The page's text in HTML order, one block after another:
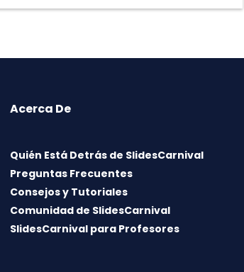
Acerca De
Quién Está Detrás de SlidesCarnival
Preguntas Frecuentes
Consejos y Tutoriales
Comunidad de SlidesCarnival
SlidesCarnival para Profesores